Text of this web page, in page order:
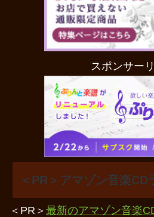
スポンサー
＜PR＞アマゾン音楽CD
＜PR＞ 最新のアマゾン音楽